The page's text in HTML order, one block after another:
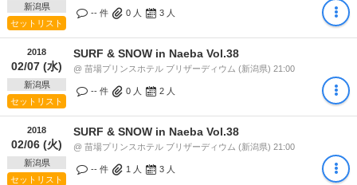
新潟県
セットリスト
-- 件 0 人 3 人
2018
02/07 (水)
新潟県
セットリスト
SURF & SNOW in Naeba Vol.38
@ 苗場プリンスホテル ブリザーディウム (新潟県) 21:00
-- 件 0 人 2 人
2018
02/06 (火)
新潟県
セットリスト
SURF & SNOW in Naeba Vol.38
@ 苗場プリンスホテル ブリザーディウム (新潟県) 21:00
-- 件 1 人 3 人